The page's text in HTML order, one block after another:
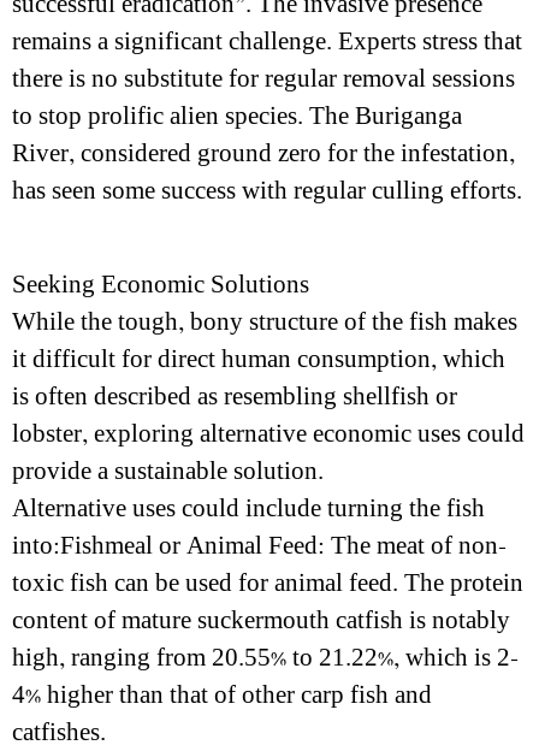
remains a significant challenge. Experts stress that
there is no substitute for regular removal sessions
to stop prolific alien species. The Buriganga
River, considered ground zero for the infestation,
has seen some success with regular culling efforts.
Seeking Economic Solutions
While the tough, bony structure of the fish makes
it difficult for direct human consumption, which
is often described as resembling shellfish or
lobster, exploring alternative economic uses could
provide a sustainable solution.
Alternative uses could include turning the fish
into:Fishmeal or Animal Feed: The meat of non-
toxic fish can be used for animal feed. The protein
content of mature suckermouth catfish is notably
high, ranging from 20.55% to 21.22%, which is 2-
4% higher than that of other carp fish and
catfishes.